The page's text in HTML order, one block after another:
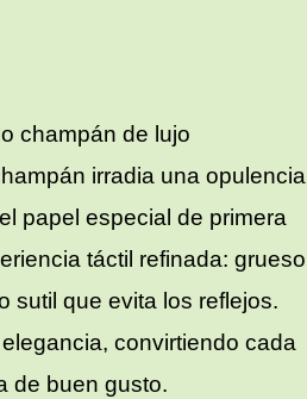
champán de lujo
irradia una opulencia
papel especial de primera
táctil refinada: grueso
sutil que evita los reflejos.
convirtiendo cada
de buen gusto.